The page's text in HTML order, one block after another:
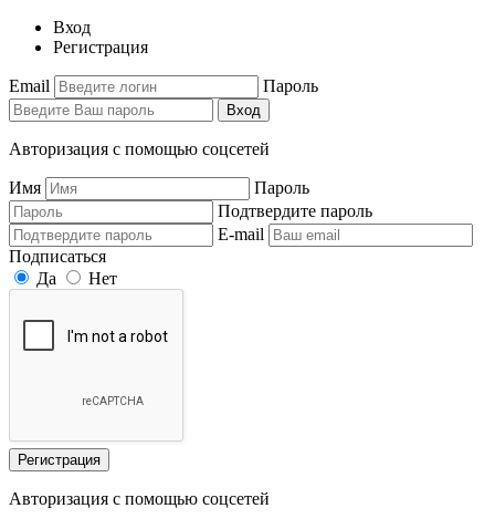
Вход
Регистрация
Email Пароль
Вход
Авторизация с помощью соцсетей
Имя
Пароль
Подтвердите пароль
E-mail
Подписаться
Да
Нет
Регистрация
Авторизация с помощью соцсетей